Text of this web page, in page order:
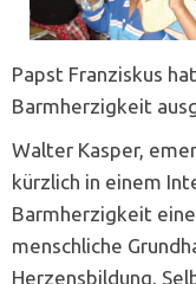
Papst Franziskus
Barmherzigkeit
Walter Kasper,
kürzlich in einem
Barmherzigkeit
menschliche
Herzensbildung,